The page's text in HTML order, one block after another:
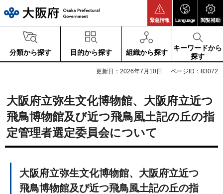
緊急情報 Language 閲覧補助
分類から探す 目的から探す 組織から探す
キーワードから
探す
更新日：2026年7月10日 ページID：83072
大阪府立弥生文化博物館、大阪府立近つ
飛鳥博物館及び近つ飛鳥風土記の丘の指
定管理者選定委員会について
大阪府立弥生文化博物館、大阪府立近つ
飛鳥博物館及び近つ飛鳥風土記の丘の指